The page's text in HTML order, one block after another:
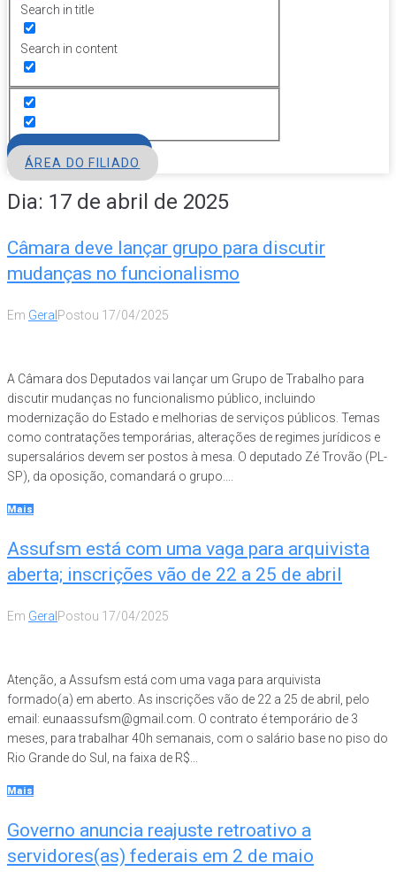
Search in title
Search in content
ÁREA DO FILIADO
Dia: 17 de abril de 2025
Câmara deve lançar grupo para discutir
mudanças no funcionalismo
Em Geral Postou 17/04/2025
A Câmara dos Deputados vai lançar um Grupo de Trabalho para
discutir mudanças no funcionalismo público, incluindo
modernização do Estado e melhorias de serviços públicos. Temas
como contratações temporárias, alterações de regimes jurídicos e
supersalários devem ser postos à mesa. O deputado Zé Trovão (PL-
SP), da oposição, comandará o grupo....
Mais
Assufsm está com uma vaga para arquivista
aberta; inscrições vão de 22 a 25 de abril
Em Geral Postou 17/04/2025
Atenção, a Assufsm está com uma vaga para arquivista
formado(a) em aberto. As inscrições vão de 22 a 25 de abril, pelo
email: eunaassufsm@gmail.com. O contrato é temporário de 3
meses, para trabalhar 40h semanais, com o salário base no piso do
Rio Grande do Sul, na faixa de R$...
Mais
Governo anuncia reajuste retroativo a
servidores(as) federais em 2 de maio